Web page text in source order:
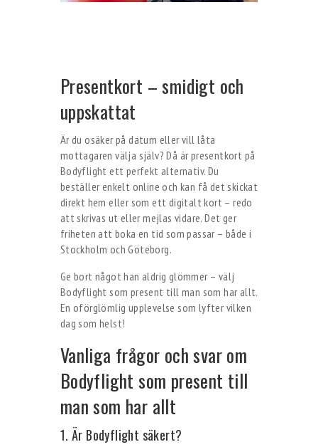
Presentkort – smidigt och
uppskattat
Är du osäker på datum eller vill låta
mottagaren välja själv? Då är presentkort på
Bodyflight ett perfekt alternativ. Du
beställer enkelt online och kan få det skickat
direkt hem eller som ett digitalt kort – redo
att skrivas ut eller mejlas vidare. Det ger
friheten att boka en tid som passar – både i
Stockholm och Göteborg.
Ge bort något han aldrig glömmer – välj
Bodyflight som present till man som har allt.
En oförglömlig upplevelse som lyfter vilken
dag som helst!
Vanliga frågor och svar om
Bodyflight som present till
man som har allt
1. Är Bodyflight säkert?